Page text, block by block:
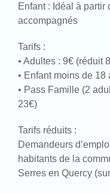
Enfant : Idéal à partir
accompagnés
Tarifs :
• Adultes : 9€ (réduit
• Enfant moins de 18
• Pass Famille (2
23€)
Tarifs réduits :
Demandeurs
habitants de la
Serres en Quercy